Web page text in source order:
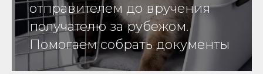
отправителем до вручения
получателю за рубежом.
Помогаем собрать документы